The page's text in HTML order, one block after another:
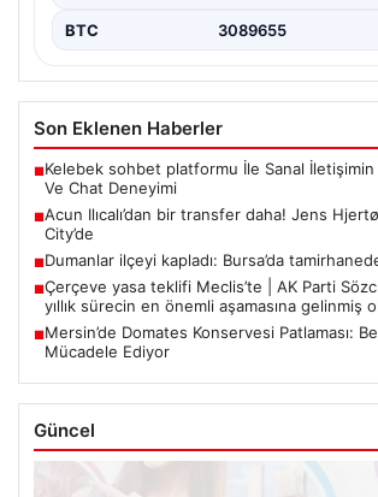
BTC 3089655
Son Eklenen Haberler
■Kelebek sohbet platformu İle Sanal İletişimin
Ve Chat Deneyimi
■Acun Ilıcalı’dan bir transfer daha! Jens
City’de
■Dumanlar ilçeyi kapladı: Bursa’da
■Çerçeve yasa teklifi Meclis’te | AK Parti
yıllık sürecin en önemli aşamasına gelinmiş
■Mersin’de Domates Konservesi Patlaması:
Mücadele Ediyor
Güncel